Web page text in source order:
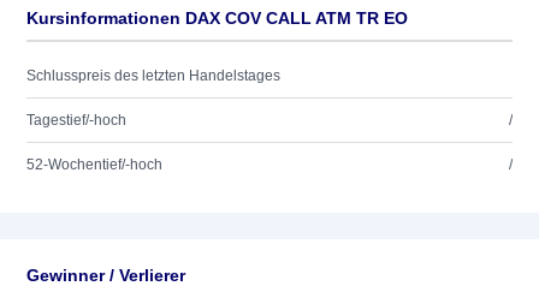
Kursinformationen DAX COV CALL ATM TR EO
Schlusspreis des letzten Handelstages
Tagestief/-hoch /
52-Wochentief/-hoch /
Gewinner / Verlierer